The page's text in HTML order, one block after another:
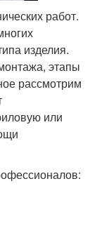
работ.
изделия.
этапы
рассмотрим
или